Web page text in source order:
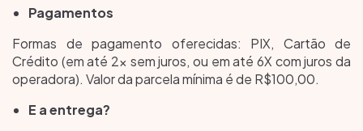
Pagamentos
Formas de pagamento oferecidas: PIX, Cartão de
Crédito (em até 2x sem juros, ou em até 6X com juros da
operadora). Valor da parcela mínima é de R$100,00.
E a entrega?